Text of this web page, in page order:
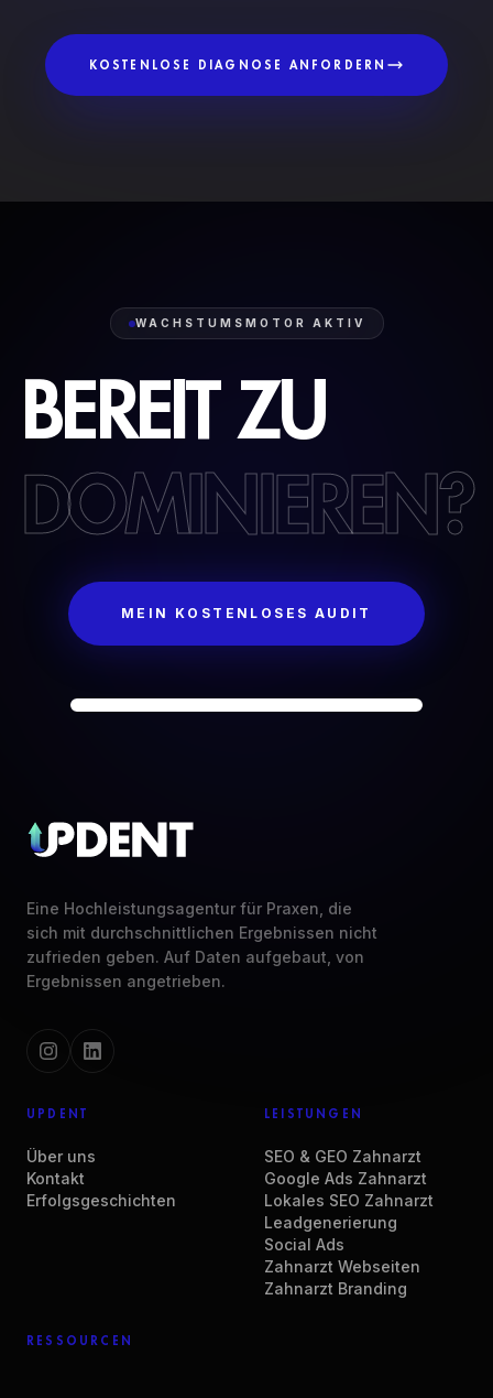
KOSTENLOSE DIAGNOSE ANFORDERN
WACHSTUMSMOTOR AKTIV
BEREITZU
DOMINIEREN?
MEIN KOSTENLOSES AUDIT
Eine Hochleistungsagentur für Praxen, die
sich mit durchschnittlichen Ergebnissen nicht
zufrieden geben. Auf Daten aufgebaut, von
Ergebnissen angetrieben.
UPDENT
Über uns
Kontakt
Erfolgsgeschichten
LEISTUNGEN
SEO & GEO Zahnarzt
Google Ads Zahnarzt
Lokales SEO Zahnarzt
Leadgenerierung
Social Ads
Zahnarzt Webseiten
Zahnarzt Branding
RESSOURCEN